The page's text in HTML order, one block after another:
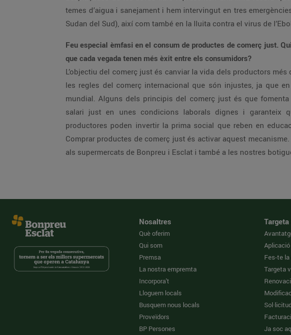
temes d’aigua i sanejament i hem intervingut en tres
Sudan del Sud), així com també en la lluita contra el virus de
Feu especial èmfasi en el consum de productes de comerç just.
que cada vegada tenen més èxit entre els consumidors?
L’objectiu del comerç just és canviar la vida dels productors
les regles del comerç internacional que són injustes, ja que
mundial. Alguns dels principis del comerç just és que
salari just en unes condicions laborals dignes i garanteix
productores poden invertir la prima social que reben en
Comprar productes de comerç just és activar aquest
als supermercats de Bonpreu i Esclat i també a les nostres
Nosaltres
Què oferim
Qui som
Premsa
La nostra empremta
Incorpora't
Lloguem locals
Busquem nous locals
Proveïdors
BP Persones
Fes-te
Targeta
Ja soc